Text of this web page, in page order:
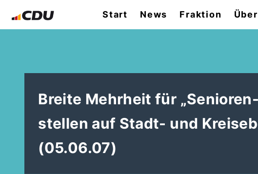
Start News Fraktion
Breite Mehrheit für
stellen auf Stadt- und
(05.06.07)